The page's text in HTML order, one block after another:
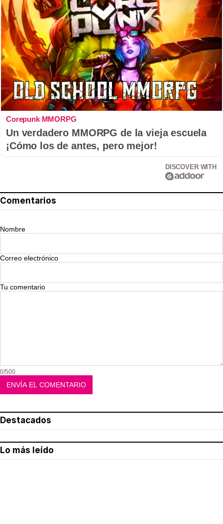
Corepunk MMORPG
Un verdadero MMORPG de la vieja escuela
¡Cómo los de antes, pero mejor!
DISCOVER WITH
Comentarios
Nombre
Correo electrónico
Tu comentario
0/500
Destacados
Lo más leído